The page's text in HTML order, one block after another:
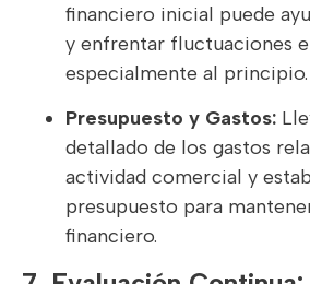
financiero inicial puede
y enfrentar fluctuaciones
especialmente al principio.
Presupuesto y Gastos:
detallado de los gastos
actividad comercial y
presupuesto para
financiero.